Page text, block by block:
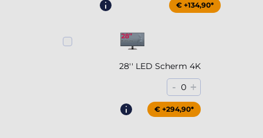
€ +204,90*
€ +134,90*
28'' LED Scherm 4K
- 0 +
€ +294,90*